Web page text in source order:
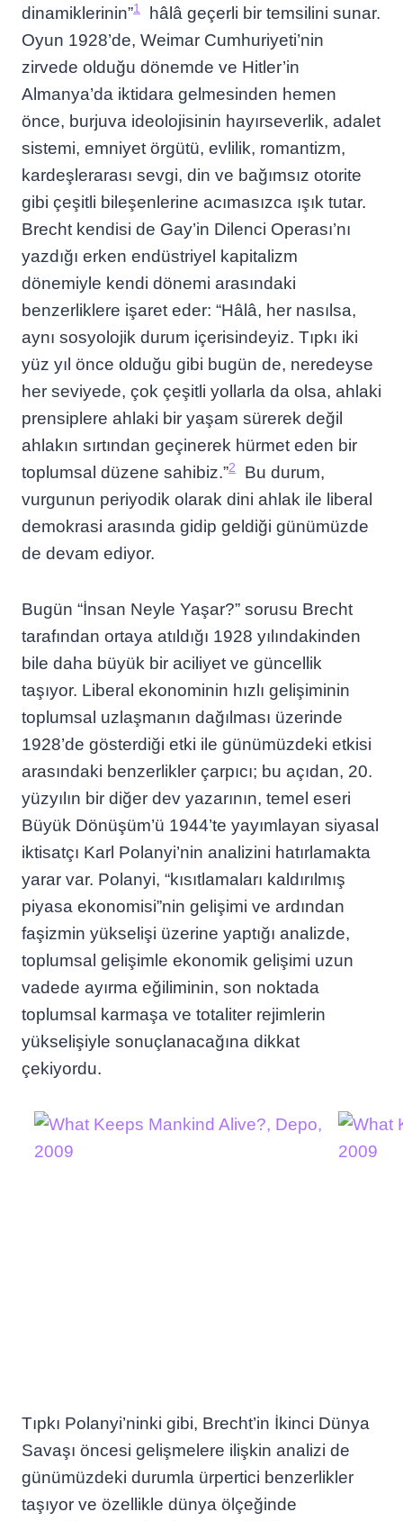
dinamiklerinin”1
hâlâ geçerli bir temsilini sunar.
Oyun 1928’de, Weimar Cumhuriyeti’nin
zirvede olduğu dönemde ve Hitler’in
Almanya’da iktidara gelmesinden hemen
önce, burjuva ideolojisinin hayırseverlik, adalet
sistemi, emniyet örgütü, evlilik, romantizm,
kardeşlerarası sevgi, din ve bağımsız otorite
gibi çeşitli bileşenlerine acımasızca ışık tutar.
Brecht kendisi de Gay’in Dilenci Operası’nı
yazdığı erken endüstriyel kapitalizm
dönemiyle kendi dönemi arasındaki
benzerliklere işaret eder: “Hâlâ, her nasılsa,
aynı sosyolojik durum içerisindeyiz. Tıpkı iki
yüz yıl önce olduğu gibi bugün de, neredeyse
her seviyede, çok çeşitli yollarla da olsa, ahlaki
prensiplere ahlaki bir yaşam sürerek değil
ahlakın sırtından geçinerek hürmet eden bir
toplumsal düzene sahibiz.”2
Bu durum,
vurgunun periyodik olarak dini ahlak ile liberal
demokrasi arasında gidip geldiği günümüzde
de devam ediyor.
Bugün “İnsan Neyle Yaşar?” sorusu Brecht
tarafından ortaya atıldığı 1928 yılındakinden
bile daha büyük bir aciliyet ve güncellik
taşıyor. Liberal ekonominin hızlı gelişiminin
toplumsal uzlaşmanın dağılması üzerinde
1928’de gösterdiği etki ile günümüzdeki etkisi
arasındaki benzerlikler çarpıcı; bu açıdan, 20.
yüzyılın bir diğer dev yazarının, temel eseri
Büyük Dönüşüm’ü 1944’te yayımlayan siyasal
iktisatçı Karl Polanyi’nin analizini hatırlamakta
yarar var. Polanyi, “kısıtlamaları kaldırılmış
piyasa ekonomisi”nin gelişimi ve ardından
faşizmin yükselişi üzerine yaptığı analizde,
toplumsal gelişimle ekonomik gelişimi uzun
vadede ayırma eğiliminin, son noktada
toplumsal karmaşa ve totaliter rejimlerin
yükselişiyle sonuçlanacağına dikkat
çekiyordu.
Tıpkı Polanyi’ninki gibi, Brecht’in İkinci Dünya
Savaşı öncesi gelişmelere ilişkin analizi de
günümüzdeki durumla ürpertici benzerlikler
taşıyor ve özellikle dünya ölçeğinde